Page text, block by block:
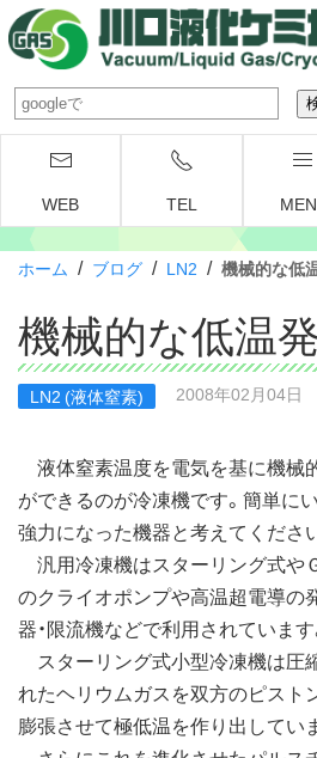
WEB TEL
ホーム / ブログ / LN2 / 機械的な低
機械的な低温
LN2 (液体窒素) 2008年02月04日
液体窒素温度を電気を基に機械
ができるのが冷凍機です。簡単に
強力になった機器と考えてくださ
汎用冷凍機はスターリング式や
のクライオポンプや高温超電導の
器・限流機などで利用されています
スターリング式小型冷凍機は圧
れたヘリウムガスを双方のピスト
膨張させて極低温を作り出してい